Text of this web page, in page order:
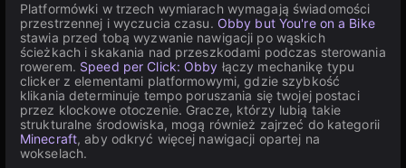
Platformówki w trzech wymiarach wymagają świadomości
przestrzennej i wyczucia czasu. Obby but You're on a Bike
stawia przed tobą wyzwanie nawigacji po wąskich
ścieżkach i skakania nad przeszkodami podczas sterowania
rowerem. Speed per Click: Obby łączy mechanikę typu
clicker z elementami platformowymi, gdzie szybkość
klikania determinuje tempo poruszania się twojej postaci
przez klockowe otoczenie. Gracze, którzy lubią takie
strukturalne środowiska, mogą również zajrzeć do kategorii
Minecraft, aby odkryć więcej nawigacji opartej na
wokselach.